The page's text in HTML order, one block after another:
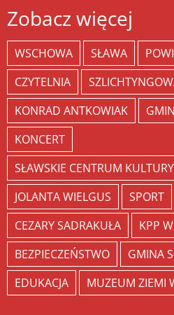
Zobacz więcej
WSCHOWA SŁAWA
CZYTELNIA
KONRAD ANTKOWIAK
KONCERT
SŁAWSKIE CENTRUM
JOLANTA WIELGUS
SPORT
CEZARY SADRAKUŁA
KPP
BEZPIECZEŃSTWO
GMINA
EDUKACJA
MUZEUM ZIEMI